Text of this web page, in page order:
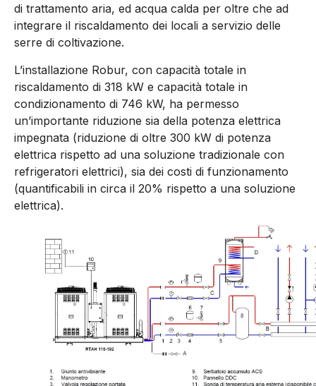
di trattamento aria, ed acqua calda per oltre che ad
integrare il riscaldamento dei locali a servizio delle
serre di coltivazione.
L’installazione Robur, con capacità totale in
riscaldamento di 318 kW e capacità totale in
condizionamento di 746 kW, ha permesso
un’importante riduzione sia della potenza elettrica
impegnata (riduzione di oltre 300 kW di potenza
elettrica rispetto ad una soluzione tradizionale con
refrigeratori elettrici), sia dei costi di funzionamento
(quantificabili in circa il 20% rispetto a una soluzione
elettrica).